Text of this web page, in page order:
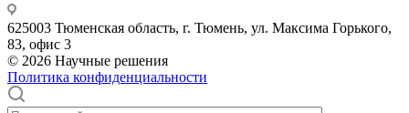
625003 Тюменская область, г. Тюмень, ул. Максима Горького,
83, офис 3
© 2026 Научные решения
Политика конфиденциальности